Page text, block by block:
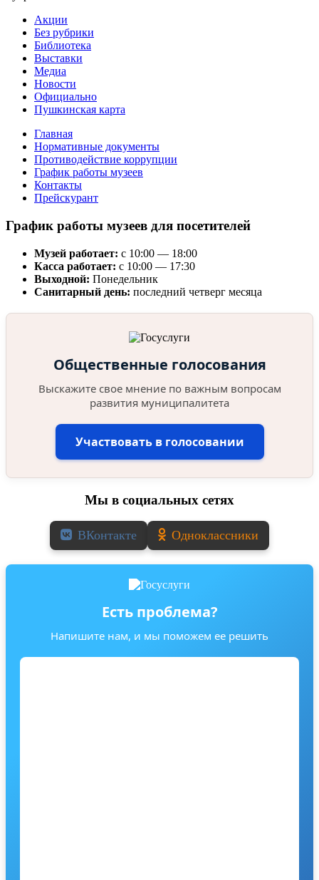
Акции
Без рубрики
Библиотека
Выставки
Медиа
Новости
Официально
Пушкинская карта
Главная
Нормативные документы
Противодействие коррупции
График работы музеев
Контакты
Прейскурант
График работы музеев для посетителей
Музей работает: с 10:00 — 18:00
Касса работает: с 10:00 — 17:30
Выходной: Понедельник
Санитарный день: последний четверг месяца
Общественные голосования
Выскажите свое мнение по важным вопросам
развития муниципалитета
Участвовать в голосовании
Мы в социальных сетях
ВКонтакте Одноклассники
Есть проблема?
Напишите нам, и мы поможем ее решить